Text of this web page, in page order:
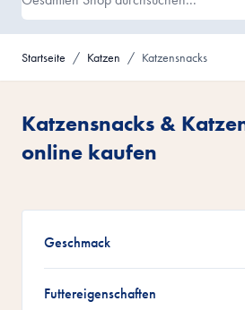
Startseite / Katzen / Katzensnacks
Katzensnacks &
online kaufen
Zur Produktliste springen
Geschmack
Futtereigenschaften